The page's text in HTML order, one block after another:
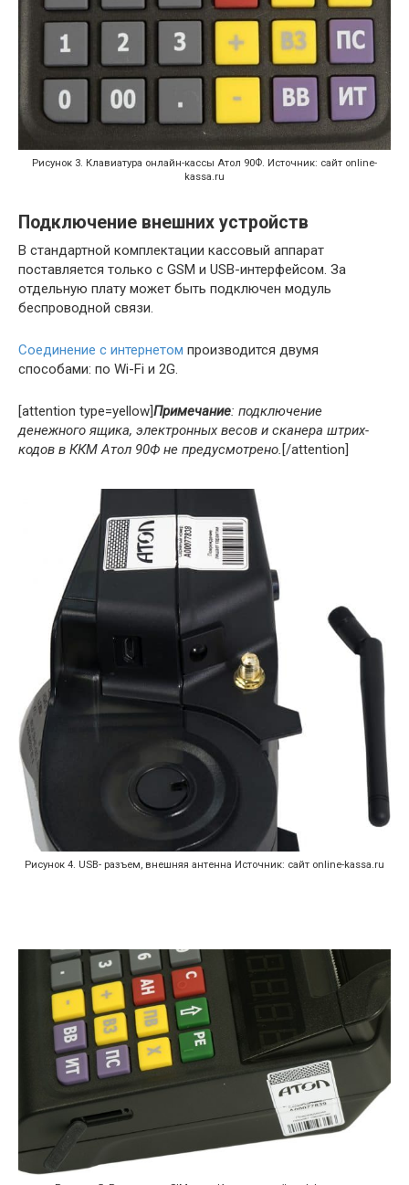
Рисунок 3. Клавиатура онлайн-кассы Атол 90Ф. Источник: сайт online-
kassa.ru
Подключение внешних устройств
В стандартной комплектации кассовый аппарат
поставляется только с GSM и USB-интерфейсом. За
отдельную плату может быть подключен модуль
беспроводной связи.
Соединение с интернетом производится двумя
способами: по Wi-Fi и 2G.
[attention type=yellow]Примечание: подключение
денежного ящика, электронных весов и сканера штрих-
кодов в ККМ Атол 90Ф не предусмотрено. [/attention]
Рисунок 4. USB- разъем, внешняя антенна Источник: сайт online-kassa.ru